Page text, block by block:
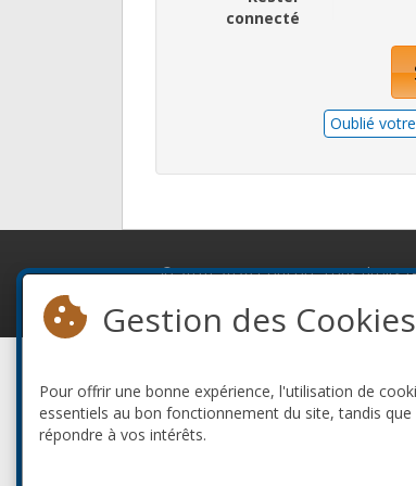
connecté
Oublié
© 2010-2026 ConFoo. Tous droits
Gestion des Cookies
Pour offrir une bonne expérience, l'utilisation de
essentiels au bon fonctionnement du site, tandis
répondre à vos intérêts.